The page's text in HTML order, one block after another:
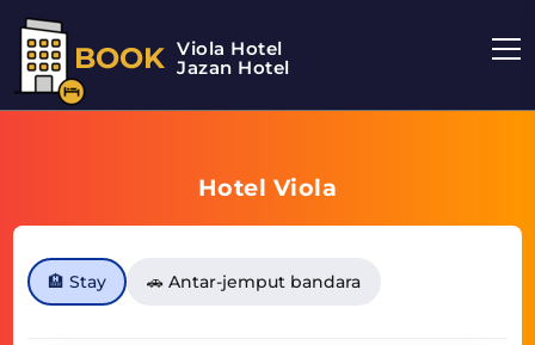
BOOK Viola Hotel
Jazan Hotel
Hotel Viola
🏨 Stay 🚗 Antar-jemput bandara